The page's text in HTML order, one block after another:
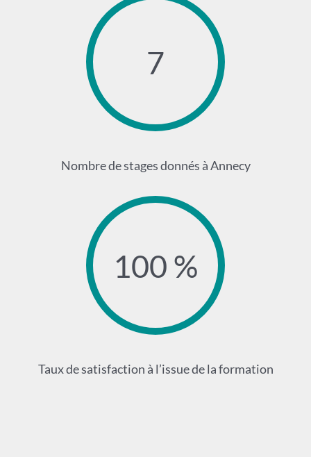
7
Nombre de stages donnés à Annecy
100 %
Taux de satisfaction à l’issue de la formation